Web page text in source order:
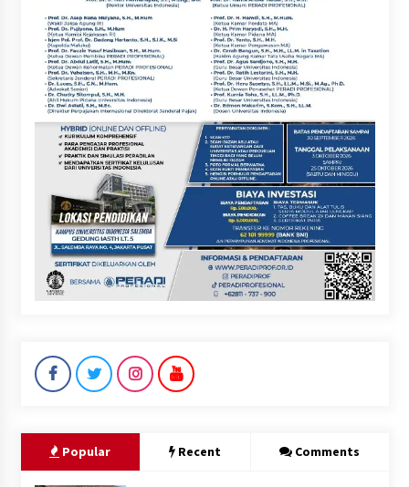
Popular Recent Comments